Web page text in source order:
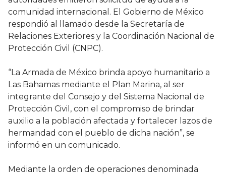
comunidad internacional. El Gobierno de México
respondió al llamado desde la Secretaría de
Relaciones Exteriores y la Coordinación Nacional de
Protección Civil (CNPC).
“La Armada de México brinda apoyo humanitario a
Las Bahamas mediante el Plan Marina, al ser
integrante del Consejo y del Sistema Nacional de
Protección Civil, con el compromiso de brindar
auxilio a la población afectada y fortalecer lazos de
hermandad con el pueblo de dicha nación”, se
informó en un comunicado.
Mediante la orden de operaciones denominada